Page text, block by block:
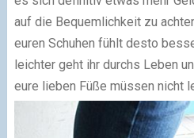
auf die Bequemlichkeit zu
euren Schuhen fühlt desto
leichter geht ihr durchs Leben
eure lieben Füße müssen nicht